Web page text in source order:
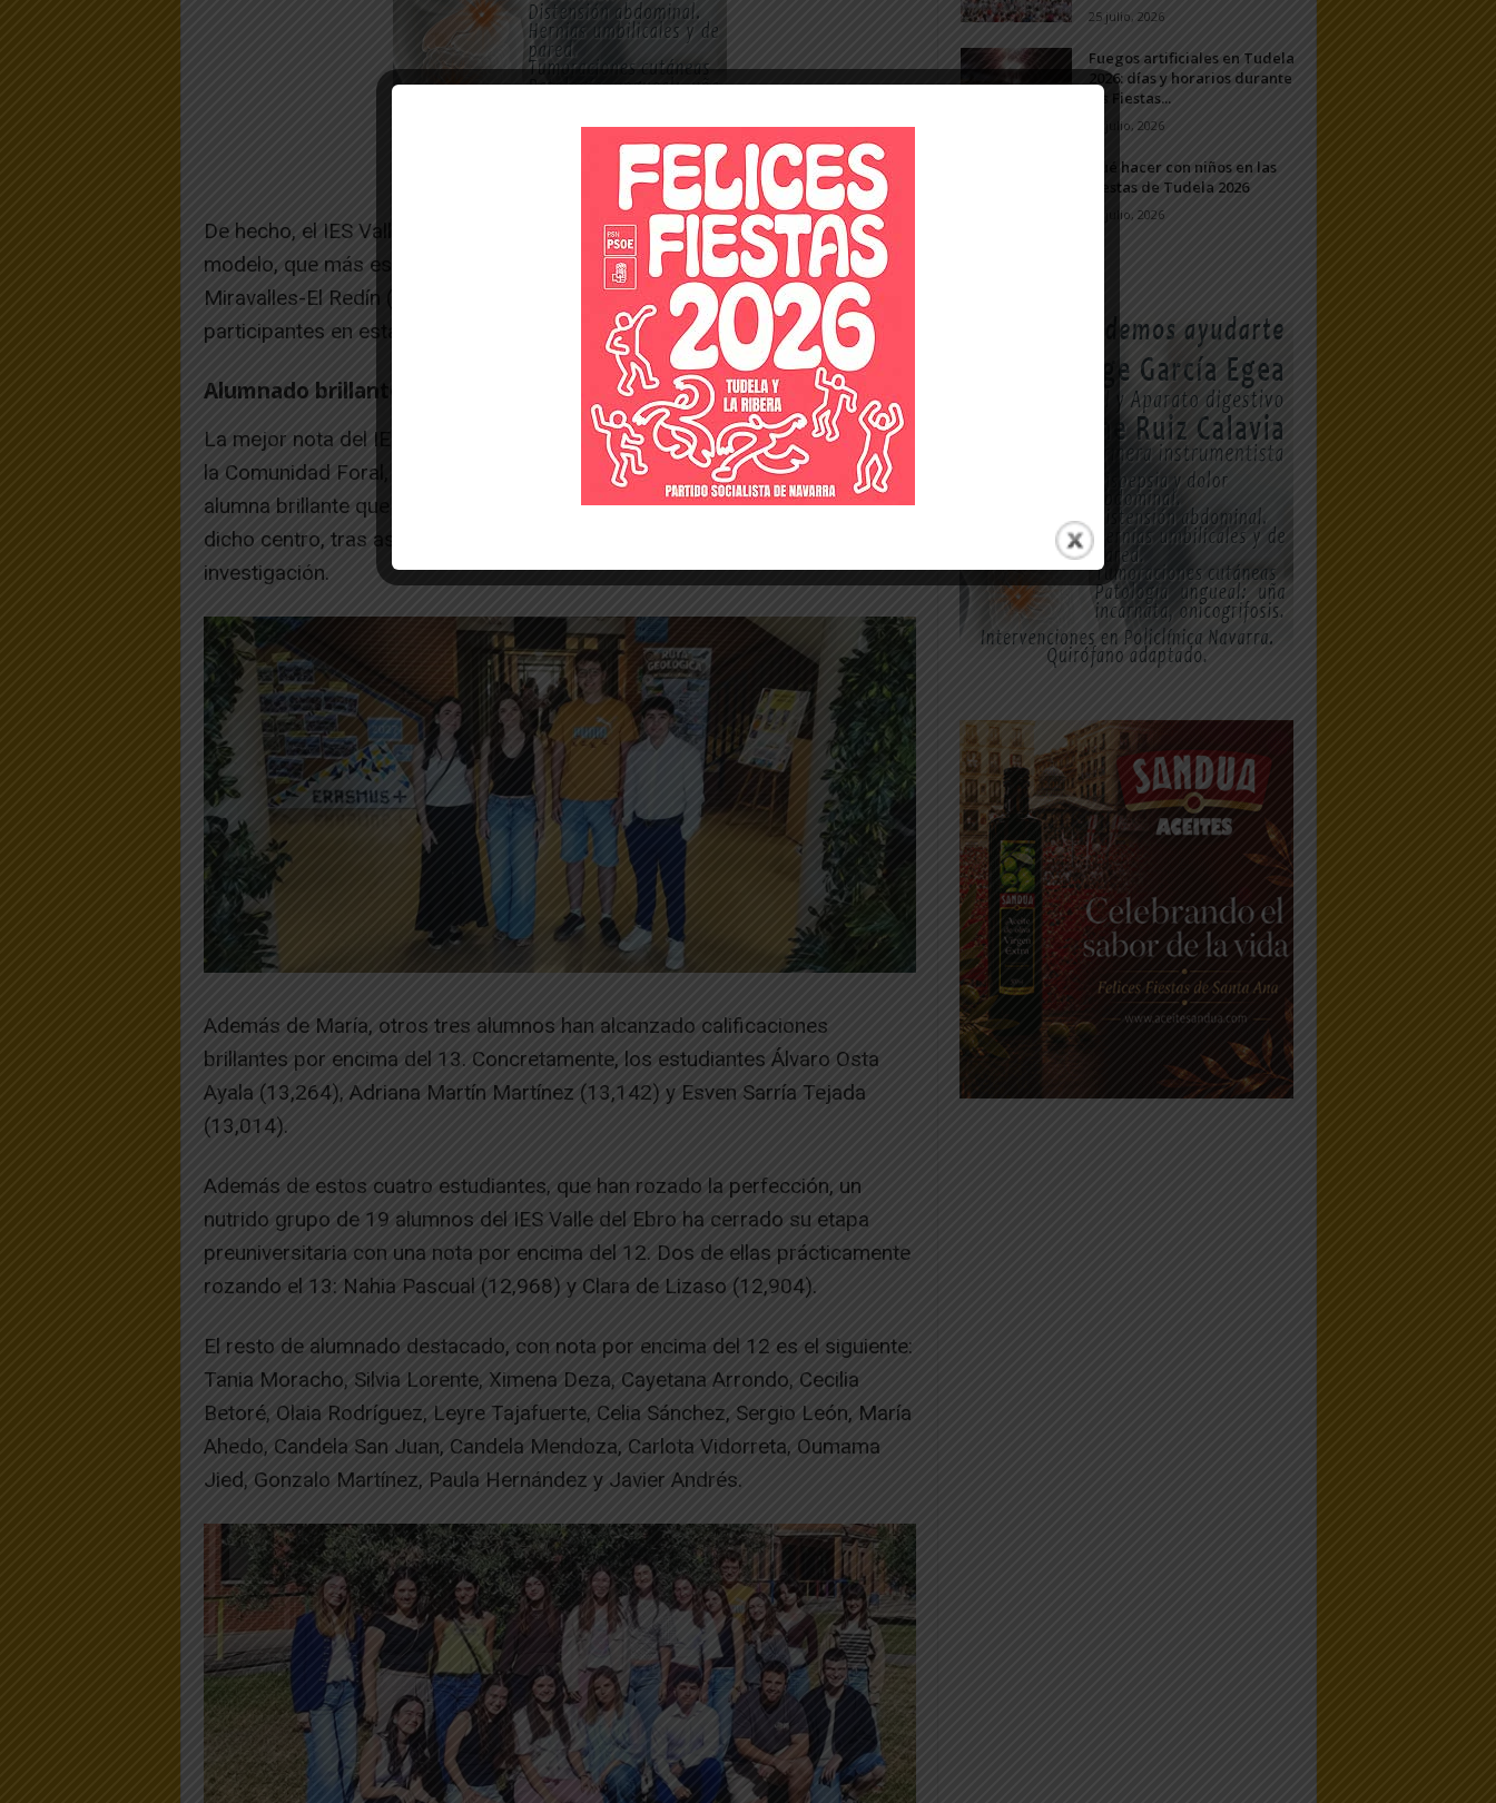
De hecho, el IES Valle del Ebro ha sido el tercer centro de Navarra, de su
modelo, que más estudiantes ha enviado a la PAU, tras el Colegio
Miravalles-El Redín (160) y el IES Plaza de la Cruz, diurno, con 130
participantes en esta convocatoria.
Alumnado brillante
La mejor nota del IES Valle del Ebro (13,703), y una de las mejores de toda
la Comunidad Foral, ha correspondido a la joven María Campo Campo, una
alumna brillante que ya obtuvo matrícula de honor al cerrar su trayectoria en
dicho centro, tras asumir también el reto de cursar el Bachillerato de
investigación.
Además de María, otros tres alumnos han alcanzado calificaciones
brillantes por encima del 13. Concretamente, los estudiantes Álvaro Osta
Ayala (13,264), Adriana Martín Martínez (13,142) y Esven Sarría Tejada
(13,014).
Además de estos cuatro estudiantes, que han rozado la perfección, un
nutrido grupo de 19 alumnos del IES Valle del Ebro ha cerrado su etapa
preuniversitaria con una nota por encima del 12. Dos de ellas prácticamente
rozando el 13: Nahia Pascual (12,968) y Clara de Lizaso (12,904).
El resto de alumnado destacado, con nota por encima del 12 es el siguiente:
Tania Moracho, Silvia Lorente, Ximena Deza, Cayetana Arrondo, Cecilia
Betoré, Olaia Rodríguez, Leyre Tajafuerte, Celia Sánchez, Sergio León, María
Ahedo, Candela San Juan, Candela Mendoza, Carlota Vidorreta, Oumama
Jied, Gonzalo Martínez, Paula Hernández y Javier Andrés.
25 julio, 2026
Fuegos artificiales en Tudela
2026: días y horarios durante
las Fiestas...
24 julio, 2026
Qué hacer con niños en las
Fiestas de Tudela 2026
23 julio, 2026